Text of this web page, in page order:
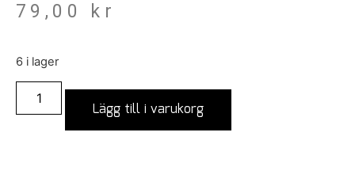
79,00 kr
6 i lager
Lägg till i varukorg